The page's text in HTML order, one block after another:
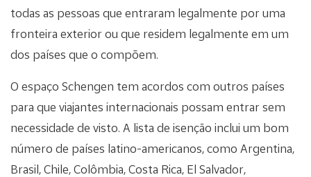
todas as pessoas que entraram legalmente por uma
fronteira exterior ou que residem legalmente em um
dos países que o compõem.
O espaço Schengen tem acordos com outros países
para que viajantes internacionais possam entrar sem
necessidade de visto. A lista de isenção inclui um bom
número de países latino-americanos, como Argentina,
Brasil, Chile, Colômbia, Costa Rica, El Salvador,